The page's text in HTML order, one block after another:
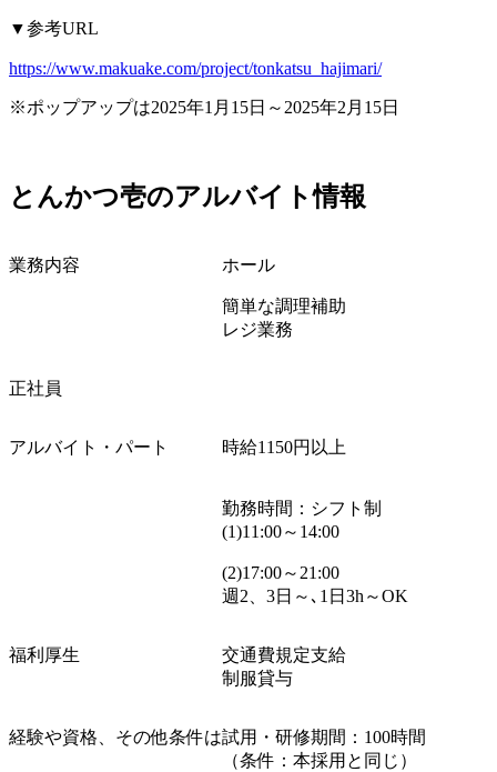
▼参考URL
https://www.makuake.com/project/tonkatsu_hajimari/
※ポップアップは2025年1月15日～2025年2月15日
とんかつ壱のアルバイト情報
業務内容 ホール
簡単な調理補助
レジ業務
正社員
アルバイト・パート 時給1150円以上
勤務時間：シフト制
(1)11:00～ 14:00
(2)17:00～ 21:00
週 2 3日～､ 1 日 3h ～OK
福利厚生
交通費規定支給
制服貸与
経験や資格、その他条件は試用・研修期間： 100時間
（条件：本採用と同じ）